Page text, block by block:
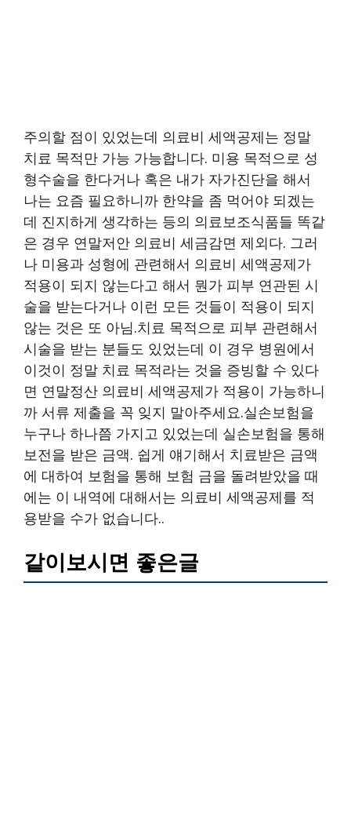
주의할 점이 있었는데 의료비 세액공제는 정말
치료 목적만 가능 가능합니다. 미용 목적으로 성
형수술을 한다거나 혹은 내가 자가진단을 해서
나는 요즘 필요하니까 한약을 좀 먹어야 되겠는
데 진지하게 생각하는 등의 의료보조식품들 똑같
은 경우 연말저안 의료비 세금감면 제외다. 그러
나 미용과 성형에 관련해서 의료비 세액공제가
적용이 되지 않는다고 해서 뭔가 피부 연관된 시
술을 받는다거나 이런 모든 것들이 적용이 되지
않는 것은 또 아님.치료 목적으로 피부 관련해서
시술을 받는 분들도 있었는데 이 경우 병원에서
이것이 정말 치료 목적라는 것을 증빙할 수 있다
면 연말정산 의료비 세액공제가 적용이 가능하니
까 서류 제출을 꼭 잊지 말아주세요.실손보험을
누구나 하나쯤 가지고 있었는데 실손보험을 통해
보전을 받은 금액. 쉽게 얘기해서 치료받은 금액
에 대하여 보험을 통해 보험 금을 돌려받았을 때
에는 이 내역에 대해서는 의료비 세액공제를 적
용받을 수가 없습니다..
같이보시면 좋은글